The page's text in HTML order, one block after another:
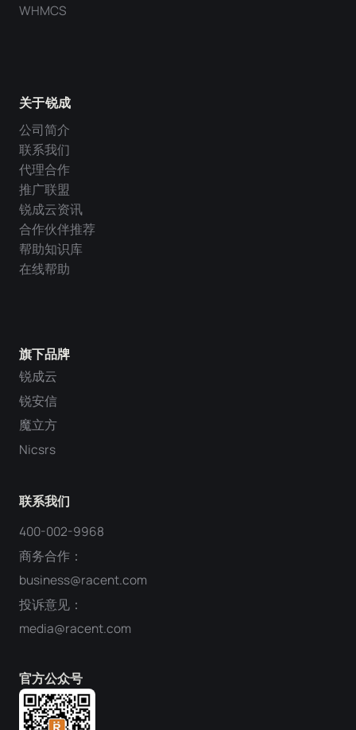
旗下品牌
锐成云
锐安信
魔立方
Nicsrs
联系我们
400-002-9968
商务合作：
business@racent.com
投诉意见：
media@racent.com
官方公众号
WHMCS
关于锐成
公司简介
联系我们
代理合作
推广联盟
锐成云资讯
合作伙伴推荐
帮助知识库
在线帮助